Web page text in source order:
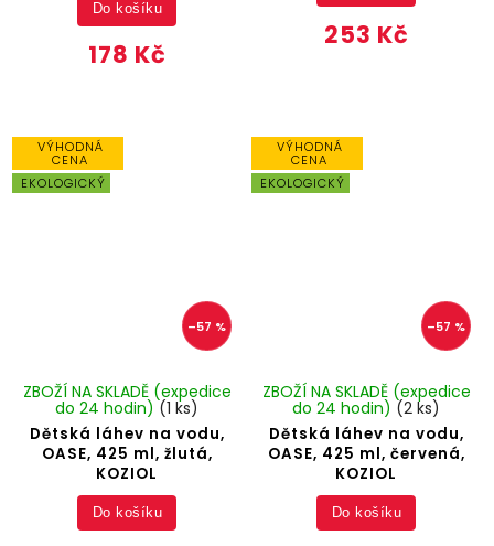
178 Kč
Do košíku
253 Kč
VÝHODNÁ
CENA
EKOLOGICKÝ
–57 %
Dětská láhev na vodu,
OASE, 425 ml, žlutá,
KOZIOL
ZBOŽÍ NA SKLADĚ (expedice
do 24 hodin) (1 ks)
Do košíku
VÝHODNÁ
CENA
EKOLOGICKÝ
–57 %
Dětská láhev na vodu,
OASE, 425 ml, červená,
KOZIOL
ZBOŽÍ NA SKLADĚ (expedice
do 24 hodin) (2 ks)
Do košíku